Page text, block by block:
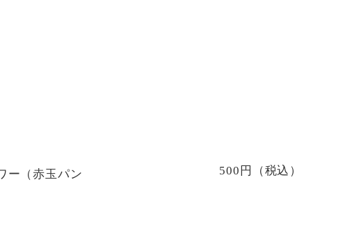
ー（赤玉パン
500円（税込）